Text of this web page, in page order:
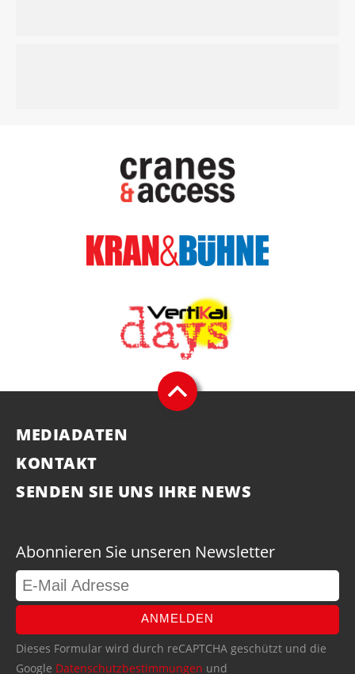
MEDIADATEN
KONTAKT
SENDEN SIE UNS IHRE NEWS
Abonnieren Sie unseren Newsletter
ANMELDEN
Dieses Formular wird durch reCAPTCHA geschützt und die
Google Datenschutzbestimmungen und